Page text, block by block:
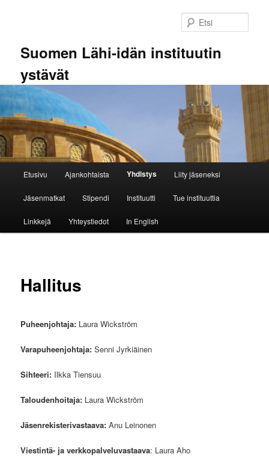
Suomen Lähi-idän instituutin
ystävät
Etusivu Ajankohtaista Yhdistys Liity jäseneksi
Jäsenmatkat Stipendi Instituutti Tue instituuttia
Linkkejä Yhteystiedot In English
Hallitus
Puheenjohtaja: Laura Wickström
Varapuheenjohtaja:Senni Jyrkiäinen
Sihteeri: Ilkka Tiensuu
Taloudenhoitaja: Laura Wickström
Jäsenrekisterivastaava: Anu Leinonen
Viestintä- ja verkkopalveluvastaava: Laura Aho